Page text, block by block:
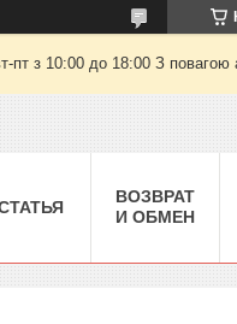
з 10:00 до 18:00 З повагою
ВОЗВРАТ
И ОБМЕН